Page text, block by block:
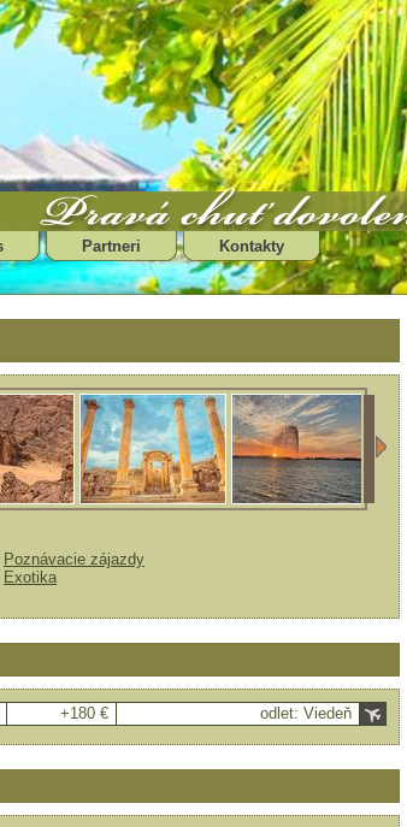
Partneri Kontakty
Poznávacie zájazdy
Exotika
+180 € odlet: Viedeň